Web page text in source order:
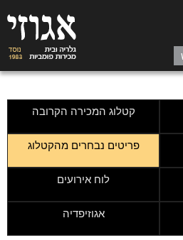
קטלוג המכירה הקרובה
פריטים נבחרים מהקטלוג
לוח אירועים
אגוזיפדיה